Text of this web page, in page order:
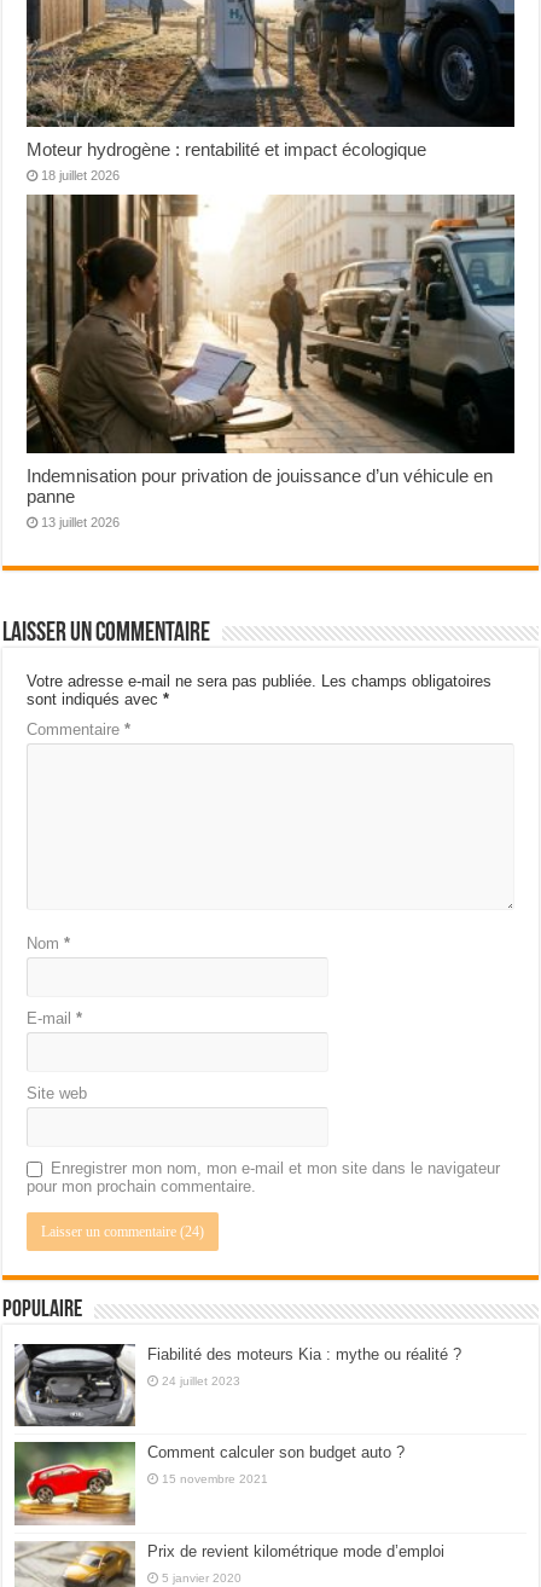
Moteur hydrogène : rentabilité et impact écologique
18 juillet 2026
Indemnisation pour privation de jouissance d’un véhicule en
panne
13 juillet 2026
Laisser un commentaire
Votre adresse e-mail ne sera pas publiée. Les champs obligatoires
sont indiqués avec*
Commentaire*
Nom*
E-mail*
Site web
Enregistrer mon nom, mon e-mail et mon site dans le navigateur
pour mon prochain commentaire.
Populaire
Fiabilité des moteurs Kia : mythe ou réalité ?
24 juillet 2023
Comment calculer son budget auto ?
15 novembre 2021
Prix de revient kilométrique mode d’emploi
5 janvier 2020